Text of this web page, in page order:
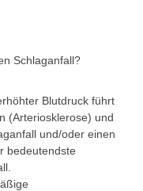
Schlaganfall?
Blutdruck führt
(Arteriosklerose) und
und/oder einen
bedeutendste